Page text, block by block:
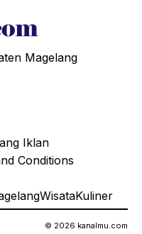
Magelang
Iklan
Conditions
WisataKuliner
© 2026 kanalmu.com